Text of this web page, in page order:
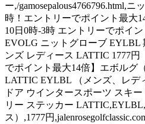
ー,/gamosepalous4766796.html,
時！エントリーでポイント最大
10日0時-3時 エントリーでポイ
EVOLG ニットグローブ EYLBL
ンズ レディース LATTIC 1777円
でポイント最大14倍】エボルグ
LATTIC EYLBL （メンズ、レデ
ドア ウインタースポーツ スキ
リー ステッカー
ス）,1777円